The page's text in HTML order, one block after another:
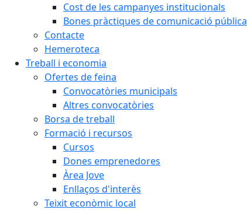
Cost de les campanyes institucionals
Bones pràctiques de comunicació pública
Contacte
Hemeroteca
Treball i economia
Ofertes de feina
Convocatòries municipals
Altres convocatòries
Borsa de treball
Formació i recursos
Cursos
Dones emprenedores
Àrea Jove
Enllaços d'interès
Teixit econòmic local